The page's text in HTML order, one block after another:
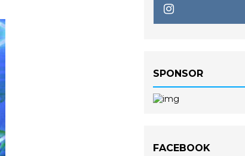
SPONSOR
FACEBOOK